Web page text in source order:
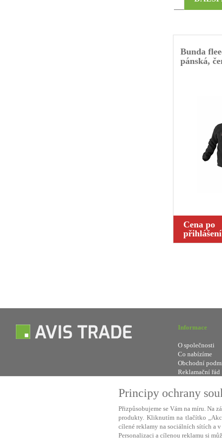
Bunda
pánská,
Cena po
přihlášení
Informace
O společnosti
Co nabízíme
Obchodní
Reklamační řád
Principy ochrany
Přizpůsobujeme se Vám na míru. Na
produkty. Kliknutím na tlačítko
cílené reklamy na sociálních sítích a
Personalizaci a cílenou reklamu si